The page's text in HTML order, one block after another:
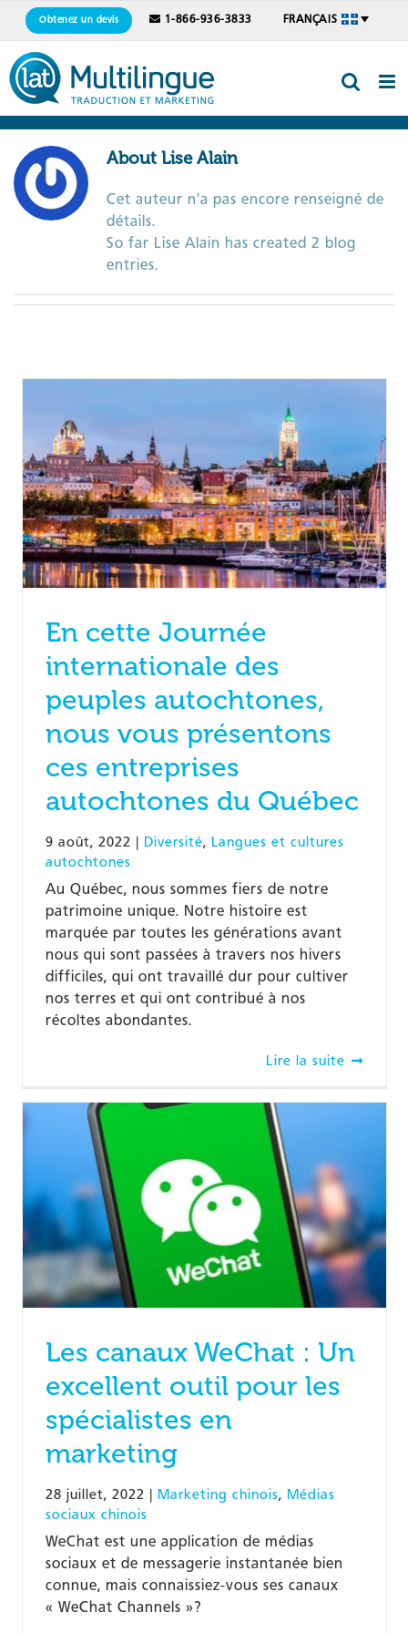
Skip
content
Obtenez un devis 1-866-936-3833 FRANÇAIS
About Lise Alain
Cet auteur n'a pas encore renseigné de
détails.
So far Lise Alain has created 2 blog
entries.
En cette Journée
internationale des
peuples autochtones,
nous vous présentons
ces entreprises
autochtones du Québec
9 août, 2022 | Diversité, Langues et cultures
autochtones
Au Québec, nous sommes fiers de notre
patrimoine unique. Notre histoire est
marquée par toutes les générations avant
nous qui sont passées à travers nos hivers
difficiles, qui ont travaillé dur pour cultiver
nos terres et qui ont contribué à nos
récoltes abondantes.
Lire la suite
Les canaux WeChat : Un
excellent outil pour les
spécialistes en
marketing
28 juillet, 2022 | Marketing chinois, Médias
sociaux chinois
WeChat est une application de médias
sociaux et de messagerie instantanée bien
connue, mais connaissiez-vous ses canaux
« WeChat Channels »?